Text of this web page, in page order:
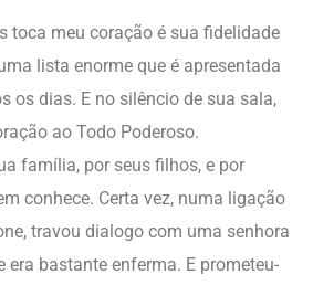
toca meu coração é sua fidelidade
lista enorme que é apresentada
os dias. E no silêncio de sua sala,
ao Todo Poderoso.
família, por seus filhos, e por
conhece. Certa vez, numa ligação
travou dialogo com uma senhora
era bastante enferma. E prometeu-